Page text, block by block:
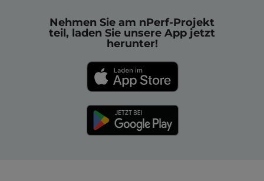
Nehmen Sie am nPerf-Projekt
teil, laden Sie unsere App jetzt
herunter!